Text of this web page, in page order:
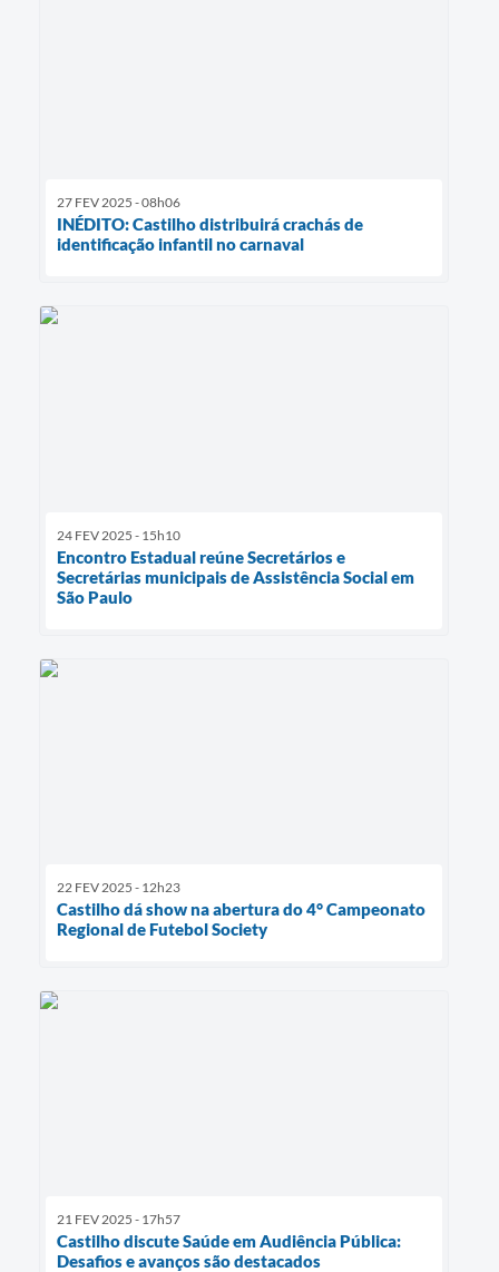
27 FEV 2025 - 08h06
INÉDITO: Castilho distribuirá crachás de
identificação infantil no carnaval
24 FEV 2025 - 15h10
Encontro Estadual reúne Secretários e
Secretárias municipais de Assistência Social em
São Paulo
22 FEV 2025 - 12h23
Castilho dá show na abertura do 4° Campeonato
Regional de Futebol Society
21 FEV 2025 - 17h57
Castilho discute Saúde em Audiência Pública:
Desafios e avanços são destacados